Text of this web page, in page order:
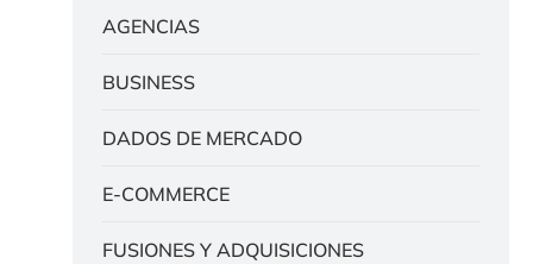
AGENCIAS
BUSINESS
DADOS DE MERCADO
E-COMMERCE
FUSIONES Y ADQUISICIONES